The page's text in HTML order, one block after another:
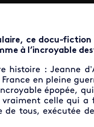
ce docu-fiction
à l’incroyable
histoire : Jeanne
en pleine
épopée,
vraiment celle qui a
de tous, exécutée